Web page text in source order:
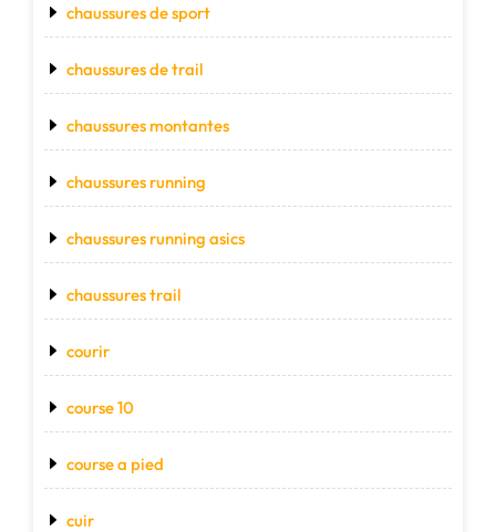
chaussures de sport
chaussures de trail
chaussures montantes
chaussures running
chaussures running asics
chaussures trail
courir
course 10
course a pied
cuir